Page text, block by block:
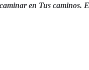
en Tus caminos.